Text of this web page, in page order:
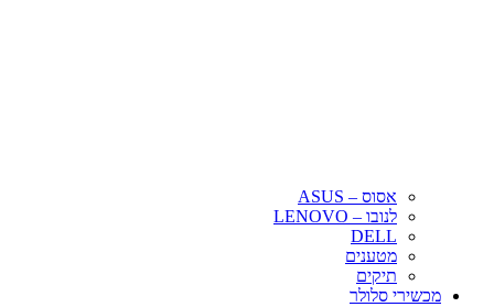
אסוס – ASUS
לנובו – LENOVO
DELL
מטענים
תיקים
מכשירי סלולר